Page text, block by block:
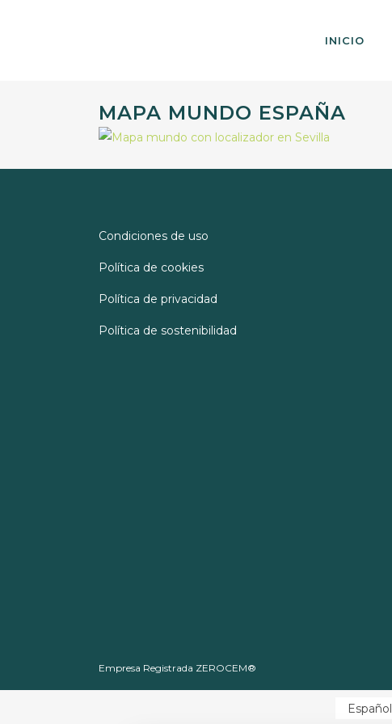
INICIO
MAPA MUNDO ESPAÑA
Condiciones de uso
Política de cookies
Política de privacidad
Política de sostenibilidad
Empresa Registrada ZEROCEM®
Español